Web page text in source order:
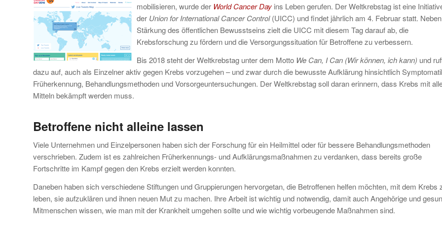
mobilisieren, wurde der World Cancer Day ins Leben gerufen. Der Weltkrebstag ist eine
der Union for International Cancer Control(UICC) und findet jährlich am 4. Februar statt.
Stärkung des öffentlichen Bewusstseins zielt die UICC mit diesem Tag darauf ab, die
Krebsforschung zu fördern und die Versorgungssituation für Betroffene zu verbessern.
Bis 2018 steht der Weltkrebstag unter dem Motto We Can, I Can (Wir können, ich kann) und
dazu auf, auch als Einzelner aktiv gegen Krebs vorzugehen – und zwar durch die bewusste Aufklärung hinsichtlich
Früherkennung, Behandlungsmethoden und Vorsorgeuntersuchungen. Der Weltkrebstag soll daran erinnern, dass Krebs mit
Mitteln bekämpft werden muss.
Betroffene nicht alleine lassen
Viele Unternehmen und Einzelpersonen haben sich der Forschung für ein Heilmittel oder für bessere Behandlungsmethoden
verschrieben. Zudem ist es zahlreichen Früherkennungs- und Aufklärungsmaßnahmen zu verdanken, dass bereits große
Fortschritte im Kampf gegen den Krebs erzielt werden konnten.
Daneben haben sich verschiedene Stiftungen und Gruppierungen hervorgetan, die Betroffenen helfen möchten, mit dem Krebs
leben, sie aufzuklären und ihnen neuen Mut zu machen. Ihre Arbeit ist wichtig und notwendig, damit auch Angehörige und
Mitmenschen wissen, wie man mit der Krankheit umgehen sollte und wie wichtig vorbeugende Maßnahmen sind.